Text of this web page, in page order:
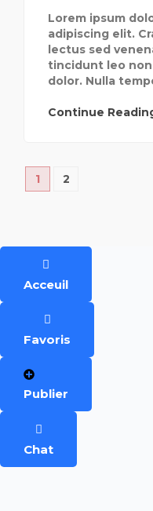
Lorem ipsum
adipiscing elit.
lectus sed
tincidunt leo
dolor. Nulla
Continue
1 2
Acceuil
Favoris
Publier
Chat